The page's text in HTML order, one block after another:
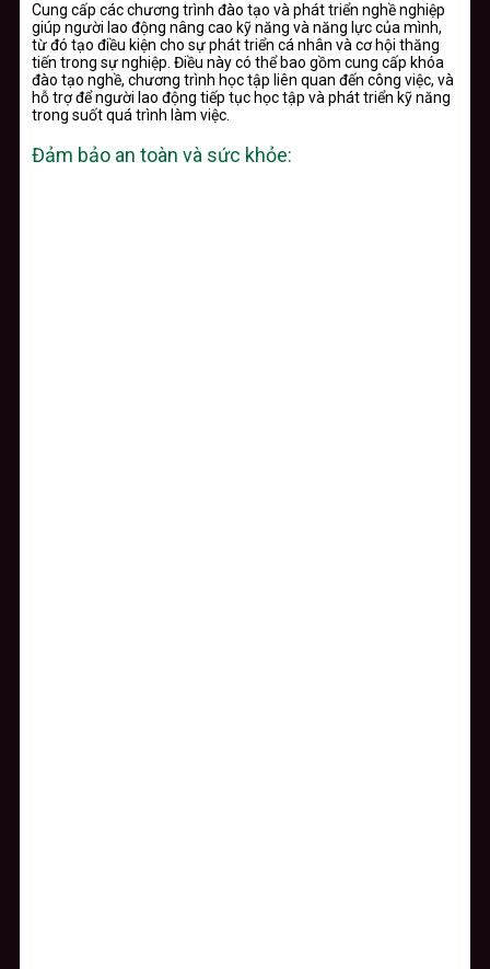
Cung cấp các chương trình đào tạo và phát triển nghề nghiệp
giúp người lao động nâng cao kỹ năng và năng lực của mình,
từ đó tạo điều kiện cho sự phát triển cá nhân và cơ hội thăng
tiến trong sự nghiệp. Điều này có thể bao gồm cung cấp khóa
đào tạo nghề, chương trình học tập liên quan đến công việc, và
hỗ trợ để người lao động tiếp tục học tập và phát triển kỹ năng
trong suốt quá trình làm việc.
Đảm bảo an toàn và sức khỏe: